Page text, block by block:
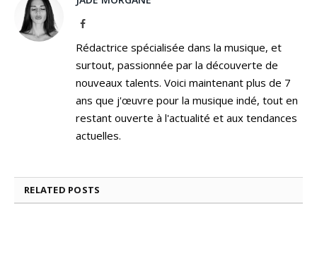
Facebook
Rédactrice spécialisée dans la musique, et
surtout, passionnée par la découverte de
nouveaux talents. Voici maintenant plus de 7
ans que j'œuvre pour la musique indé, tout en
restant ouverte à l'actualité et aux tendances
actuelles.
RELATED POSTS